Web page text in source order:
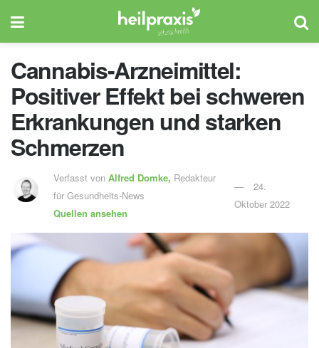
Cannabis-Arzneimittel:
Positiver Effekt bei schweren
Erkrankungen und starken
Schmerzen
Verfasst vonAlfred Domke, Redakteur
für Gesundheits-News
Quellen ansehen
24.
Oktober 2022